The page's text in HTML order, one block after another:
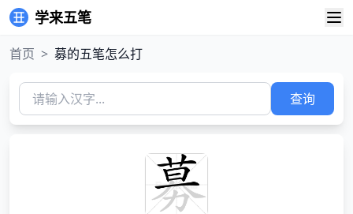
学来五笔
首页 > 募的五笔怎么打
查询